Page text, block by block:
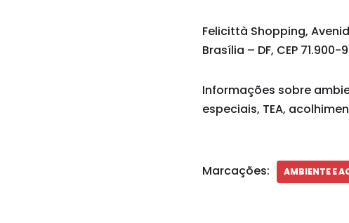
Felicittà Shopping,
Brasília – DF, CEP 71.900-
Informações sobre
especiais, TEA,
Marcações: AMBIENTE E